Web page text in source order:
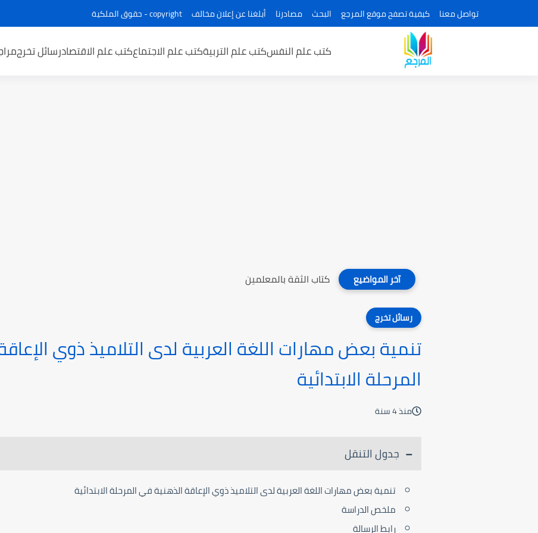
تواصل معنا كيفية تصفح موقع المرجع البحث مصادرنا أبلغنا عن إعلان مخالف copyright - حقوق الملكية
كتب علم النفسكتب علم التربيةكتب علم الاجتماعكتب علم الاقتصادرسائل تخرج
آخر المواضيع كتاب الثقة بالمعلمين
رسائل تخرج
تنمية بعض مهارات اللغة العربية لدى التلاميذ ذوي
المرحلة الابتدائية
منذ 4 سنة
جدول التنقل
تنمية بعض مهارات اللغة العربية لدى التلاميذ ذوي الإعاقة الذهنية في المرحلة الابتدائية
ملخص الدراسة
رابط الرسالة